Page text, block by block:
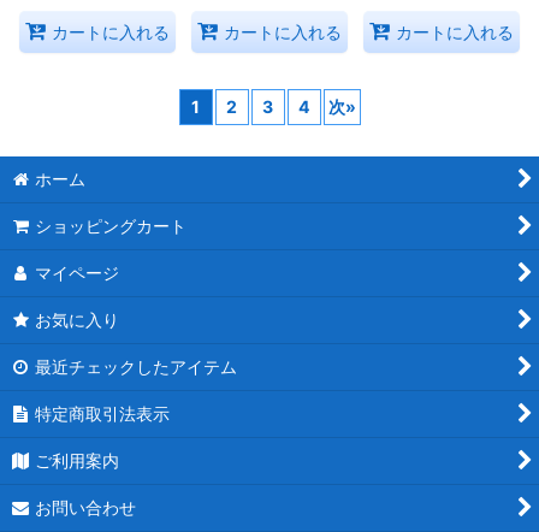
カートに入れる カートに入れる カートに入れる
1 2 3 4 次»
ホーム
ショッピングカート
マイページ
お気に入り
最近チェックしたアイテム
特定商取引法表示
ご利用案内
お問い合わせ